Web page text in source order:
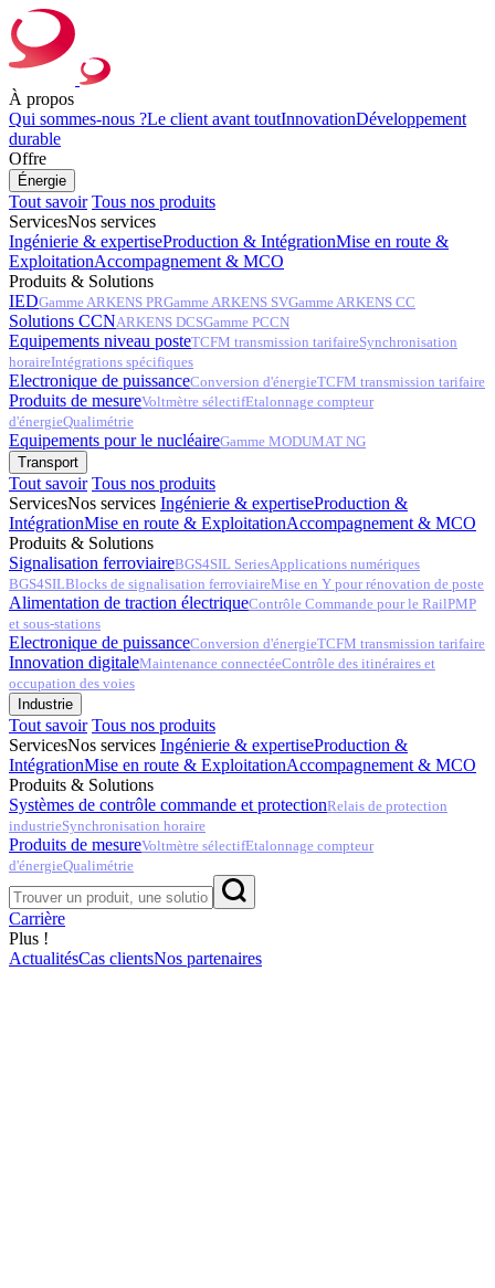
À propos
Qui sommes-nous ?Le client avant toutInnovationDéveloppement
durable
Offre
Énergie
Tout savoir Tous nos produits
ServicesNos services
Ingénierie & expertiseProduction & IntégrationMise en route &
ExploitationAccompagnement & MCO
Produits & Solutions
IEDGamme ARKENS PRGamme ARKENS SVGamme ARKENS CC
Solutions CCNARKENS DCSGamme PCCN
Equipements niveau posteTCFM transmission tarifaireSynchronisation
horaireIntégrations spécifiques
Electronique de puissanceConversion d'énergieTCFM transmission tarifaire
Produits de mesureVoltmètre sélectifEtalonnage compteur
d'énergieQualimétrie
Equipements pour le nucléaireGamme MODUMAT NG
Transport
Tout savoir Tous nos produits
ServicesNos services Ingénierie & expertiseProduction &
IntégrationMise en route & ExploitationAccompagnement & MCO
Produits & Solutions
Signalisation ferroviaireBGS4SIL SeriesApplications numériques
BGS4SILBlocks de signalisation ferroviaireMise en Y pour rénovation de poste
Alimentation de traction électriqueContrôle Commande pour le RailPMP
et sous-stations
Electronique de puissanceConversion d'énergieTCFM transmission tarifaire
Innovation digitaleMaintenance connectéeContrôle des itinéraires et
occupation des voies
Industrie
Tout savoir Tous nos produits
ServicesNos services Ingénierie & expertiseProduction &
IntégrationMise en route & ExploitationAccompagnement & MCO
Produits & Solutions
Systèmes de contrôle commande et protectionRelais de protection
industrieSynchronisation horaire
Produits de mesureVoltmètre sélectifEtalonnage compteur
d'énergieQualimétrie
Carrière
Plus !
ActualitésCas clientsNos partenaires